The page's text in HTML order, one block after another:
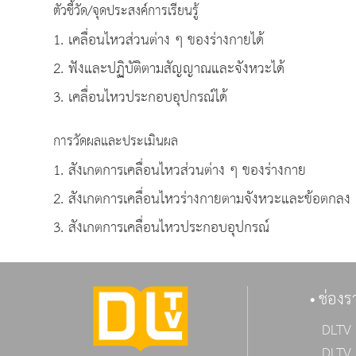
ตัวชี้วัด/จุดประสงค์การเรียนรู้
1. เคลื่อนไหวส่วนต่าง ๆ ของร่างกายได้
2. ฟังและปฏิบัติตามสัญญาณและจังหวะได้
3. เคลื่อนไหวประกอบอุปกรณ์ได้
การวัดผลและประเมินผล
1. สังเกตการเคลื่อนไหวส่วนต่าง ๆ ของร่างกาย
2. สังเกตการเคลื่อนไหวร่างกายตามจังหวะและข้อตกลง
3. สังเกตการเคลื่อนไหวประกอบอุปกรณ์
ช่อง